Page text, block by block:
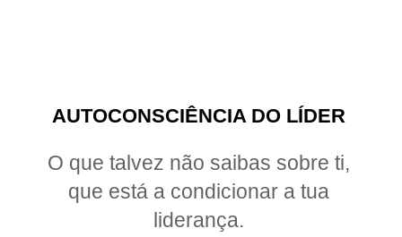
AUTOCONSCIÊNCIA DO LÍDER
O que talvez não saibas sobre ti,
que está a condicionar a tua
liderança.